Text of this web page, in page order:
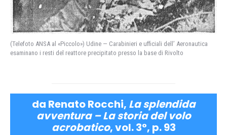
(Telefoto ANSA al «Piccolo») Udine — Carabinieri e ufficiali dell’ Aeronautica
esaminano i resti del reattore precipitato presso la base di Rivolto
da Renato Rocchi, La splendida
avventura – La storia del volo
acrobatico, vol. 3°, p. 93